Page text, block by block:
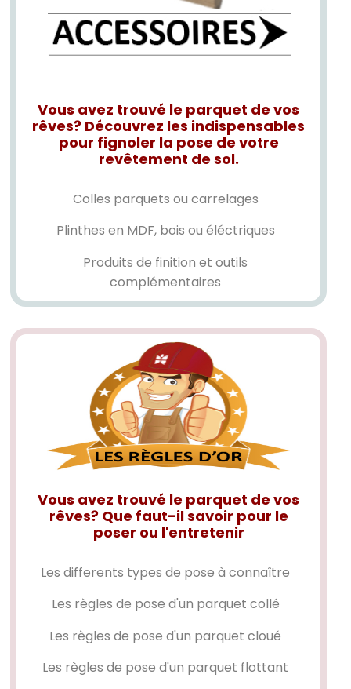
Vous avez trouvé le parquet de vos
rêves? Découvrez les indispensables
pour fignoler la pose de votre
revêtement de sol.
Colles parquets ou carrelages
Plinthes en MDF, bois ou éléctriques
Produits de finition et outils
complémentaires
Vous avez trouvé le parquet de vos
rêves? Que faut-il savoir pour le
poser ou l'entretenir
Les differents types de pose à connaître
Les règles de pose d'un parquet collé
Les règles de pose d'un parquet cloué
Les règles de pose d'un parquet flottant